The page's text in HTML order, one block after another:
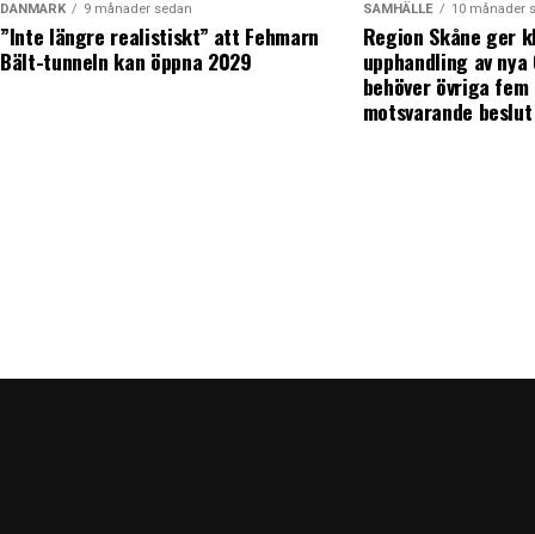
DANMARK 9 månader sedan
”Inte längre realistiskt” att Fehmarn
Bält-tunneln kan öppna 2029
SAMHÄLLE 10 månader
Region Skåne ger
upphandling av
behöver övriga
motsvarande beslut